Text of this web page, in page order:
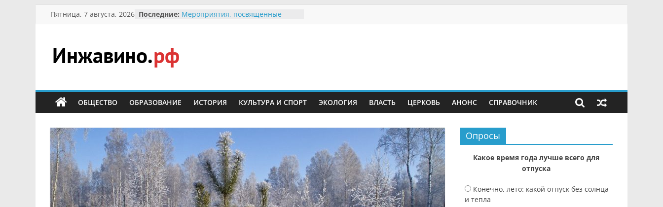
Перейти
Пятница, 7 августа, 2026 Последние: Мероприятия, посвященные
Безопасность в сети Интернет
Ученики приняли участие в
мероприятии «Сохраним
В вольере Воронинского
заповедника родились крапчатые
суслики
Инжавино.рф
сельский
портал
ОБЩЕСТВО ОБРАЗОВАНИЕ ИСТОРИЯ КУЛЬТУРА И СПОРТ ЭКОЛОГИЯ ВЛАСТЬ ЦЕРКОВЬ АНОНС СПРАВОЧНИК
Опросы
Какое время года лучше всего для
отпуска
Конечно, лето: какой отпуск без солнца
и тепла